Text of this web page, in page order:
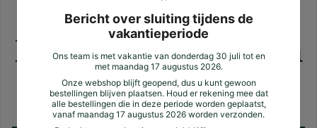
Klantbeoordelingen
Nog geen reviews